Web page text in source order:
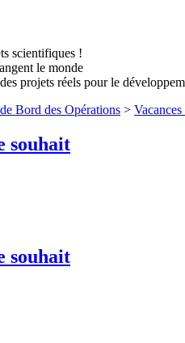
scientifiques !
le monde
projets réels pour le
Bord des Opérations >
souhait
souhait